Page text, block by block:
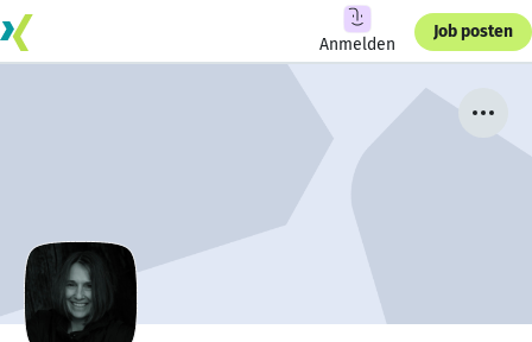
Anmelden
Job posten